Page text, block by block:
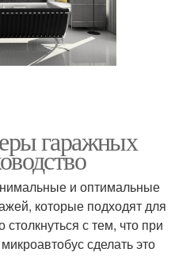
гаражных
и оптимальные
которые подходят для
с тем, что при
сделать это